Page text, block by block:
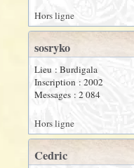
Hors ligne
sosryko
Lieu : Burdigala
Inscription : 2002
Messages : 2 084
Hors ligne
Cedric